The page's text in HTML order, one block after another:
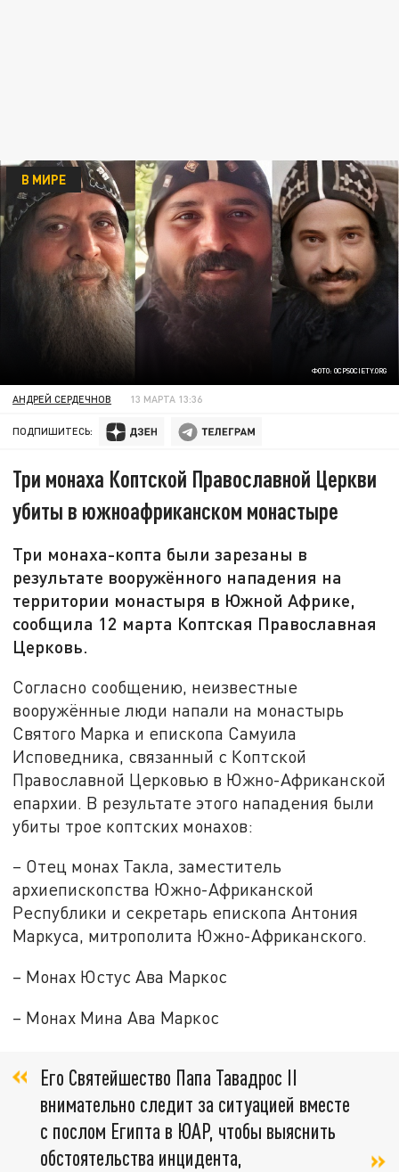
ФОТО: OCPSOCIETY.ORG
В МИРЕ
АНДРЕЙ СЕРДЕЧНОВ 13 МАРТА 13:36
ПОДПИШИТЕСЬ:
Три монаха Коптской Православной Церкви
убиты в южноафриканском монастыре
Три монаха-копта были зарезаны в
результате вооружённого нападения на
территории монастыря в Южной Африке,
сообщила 12 марта Коптская Православная
Церковь.
Согласно сообщению, неизвестные
вооружённые люди напали на монастырь
Святого Марка и епископа Самуила
Исповедника, связанный с Коптской
Православной Церковью в Южно-Африканской
епархии. В результате этого нападения были
убиты трое коптских монахов:
– Отец монах Такла, заместитель
архиепископства Южно-Африканской
Республики и секретарь епископа Антония
Маркуса, митрополита Южно-Африканского.
– Монах Юстус Ава Маркос
– Монах Мина Ава Маркос
Его Святейшество Папа Тавадрос II
внимательно следит за ситуацией вместе
с послом Египта в ЮАР, чтобы выяснить
обстоятельства инцидента,